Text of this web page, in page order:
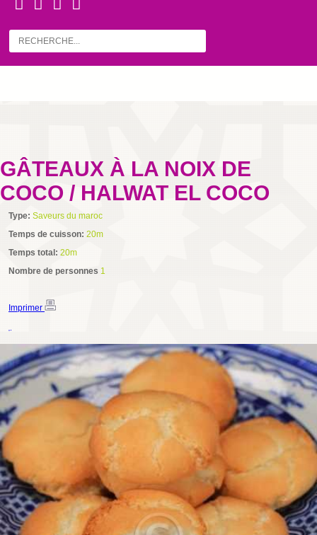
GÂTEAUX À LA NOIX DE
COCO / HALWAT EL COCO
Type: Saveurs du maroc
Temps de cuisson: 20m
Temps total: 20m
Nombre de personnes 1
Imprimer